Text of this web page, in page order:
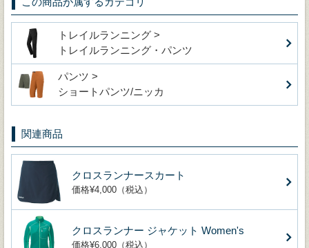
トレイルランニング >
トレイルランニング・パンツ
パンツ >
ショートパンツ/ニッカ
関連商品
クロスランナースカート
価格¥4,000（税込）
クロスランナー ジャケット Women's
価格¥6,000（税込）